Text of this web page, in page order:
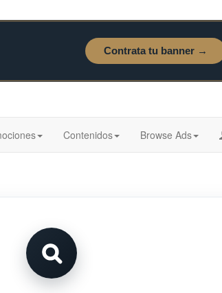
Contenidos Browse Ads